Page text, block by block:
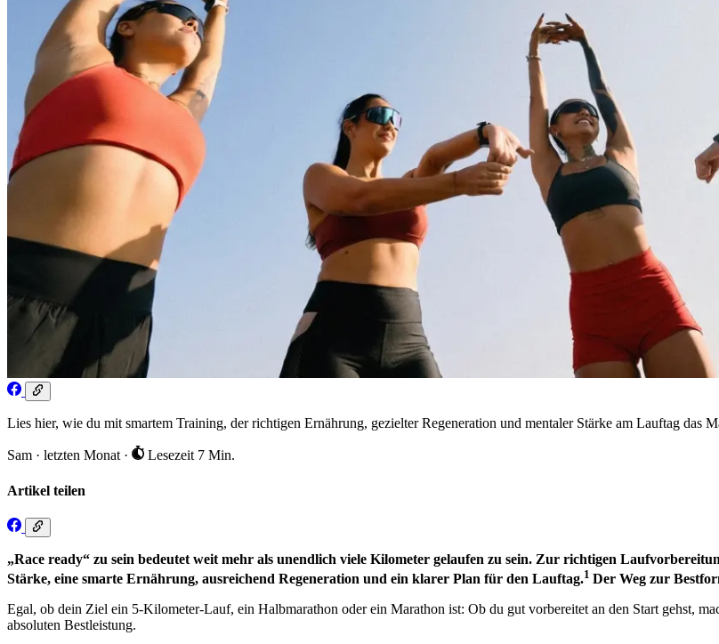
Lies hier, wie du mit smartem Training, der richtigen Ernährung, gezielter Regeneration und mentaler Stärke am Lauftag das
Sam · letzten Monat · Lesezeit 7 Min.
Artikel teilen
„Race ready“ zu sein bedeutet weit mehr als unendlich viele Kilometer gelaufen zu sein. Zur richtigen
Stärke, eine smarte Ernährung, ausreichend Regeneration und ein klarer Plan für den Lauftag.1 Der Weg zur
Egal, ob dein Ziel ein 5-Kilometer-Lauf, ein Halbmarathon oder ein Marathon ist: Ob du gut vorbereitet an den Start gehst,
absoluten Bestleistung.